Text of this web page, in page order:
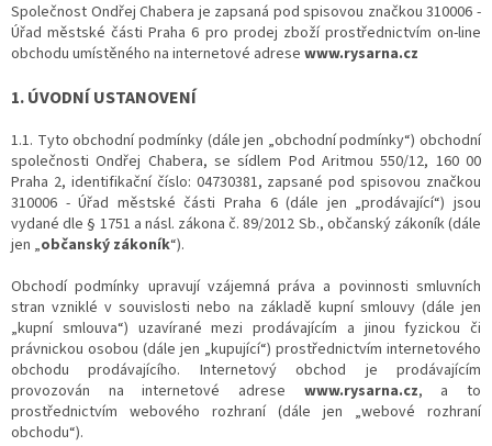
Společnost Ondřej Chabera je zapsaná pod spisovou značkou 310006 -
Úřad městské části Praha 6 pro prodej zboží prostřednictvím on-line
obchodu umístěného na internetové adrese www.rysarna.cz
1. ÚVODNÍ USTANOVENÍ
1.1. Tyto obchodní podmínky (dále jen „obchodní podmínky“) obchodní
společnosti Ondřej Chabera, se sídlem Pod Aritmou 550/12, 160 00
Praha 2, identifikační číslo: 04730381, zapsané pod spisovou značkou
310006 - Úřad městské části Praha 6 (dále jen „prodávající“) jsou
vydané dle § 1751 a násl. zákona č. 89/2012 Sb., občanský zákoník (dále
jen „občanský zákoník“).
Obchodí podmínky upravují vzájemná práva a povinnosti smluvních
stran vzniklé v souvislosti nebo na základě kupní smlouvy (dále jen
„kupní smlouva“) uzavírané mezi prodávajícím a jinou fyzickou či
právnickou osobou (dále jen „kupující“) prostřednictvím internetového
obchodu prodávajícího. Internetový obchod je prodávajícím
provozován na internetové adrese www.rysarna.cz, a to
prostřednictvím webového rozhraní (dále jen „webové rozhraní
obchodu“).